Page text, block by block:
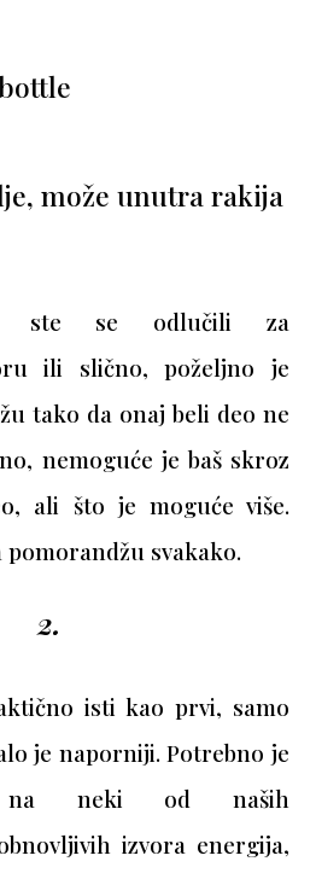
može unutra rakija
ste se odlučili za
ili slično, poželjno je
tako da onaj beli deo ne
nemoguće je baš skroz
ali što je moguće više.
svakako.
2.
isti kao prvi, samo
je naporniji. Potrebno je
na neki od naših
izvora energija,